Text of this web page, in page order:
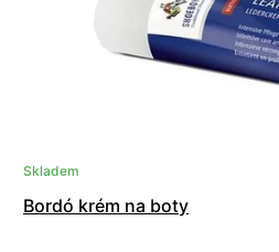
Skladem
Bordó krém na boty